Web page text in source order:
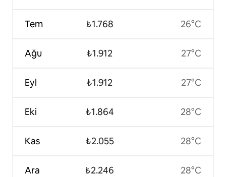
Tem
Ağu
Eyl
Eki
Kas
Ara
₺1.768
₺1.912
₺1.912
₺1.864
₺2.055
₺2.246
26°C
27°C
27°C
28°C
28°C
28°C